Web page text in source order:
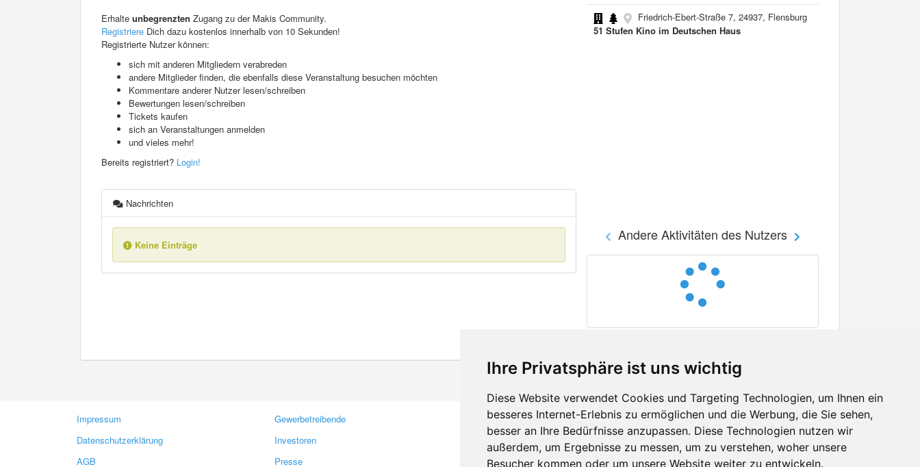
Ihre Privatsphäre ist uns wichtig
Diese Website verwendet Cookies und Targeting Technologien, um Ihnen ein
besseres Internet-Erlebnis zu ermöglichen und die Werbung, die Sie sehen,
besser an Ihre Bedürfnisse anzupassen. Diese Technologien nutzen wir
außerdem, um Ergebnisse zu messen, um zu verstehen, woher unsere
Besucher kommen oder um unsere Website weiter zu entwickeln.
Erhalte unbegrenzten Zugang zu der Makis Community.
Registriere Dich dazu kostenlos innerhalb von 10 Sekunden!
Registrierte Nutzer können:
sich mit anderen Mitgliedern verabreden
andere Mitglieder finden, die ebenfalls diese Veranstaltung besuchen möchten
Kommentare anderer Nutzer lesen/schreiben
Bewertungen lesen/schreiben
Tickets kaufen
sich an Veranstaltungen anmelden
und vieles mehr!
Bereits registriert? Login!
Nachrichten
Keine Einträge
Friedrich-Ebert-Straße 7, 24937, Flensburg
51 Stufen Kino im Deutschen Haus
Andere Aktivitäten des Nutzers
Impressum
Datenschutzerklärung
AGB
Gewerbetreibende
Investoren
Presse
Kontakt
Feedback
Fehler melden
Facebook
Twitter
YouTube